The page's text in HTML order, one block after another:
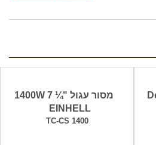
מסור עגול "¼ 7 1400W
EINHELL
TC-CS 1400